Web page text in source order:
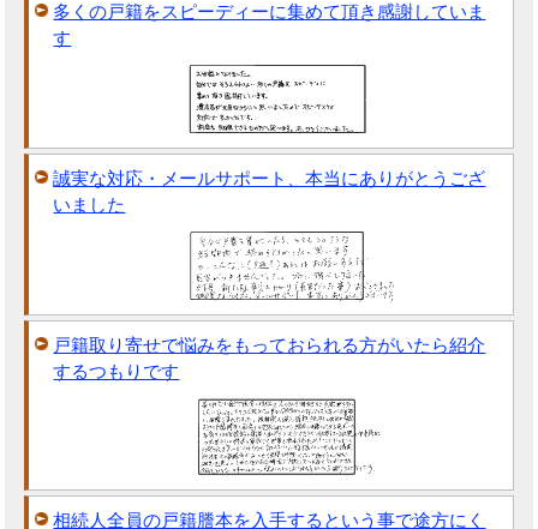
多くの戸籍をスピーディーに集めて頂き感謝していま
す
誠実な対応・メールサポート、本当にありがとうござ
いました
戸籍取り寄せで悩みをもっておられる方がいたら紹介
するつもりです
相続人全員の戸籍謄本を入手するという事で途方にく